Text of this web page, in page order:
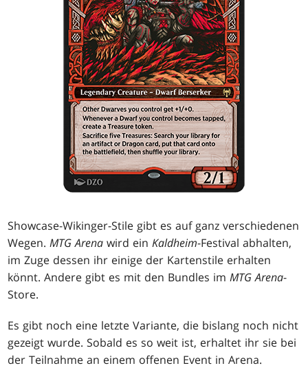
Showcase-Wikinger-Stile gibt es auf ganz verschiedenen
Wegen.MTG Arena wird einKaldheim-Festival abhalten,
im Zuge dessen ihr einige der Kartenstile erhalten
könnt. Andere gibt es mit den Bundles imMTG Arena-
Store.
Es gibt noch eine letzte Variante, die bislang noch nicht
gezeigt wurde. Sobald es so weit ist, erhaltet ihr sie bei
der Teilnahme an einem offenen Event in Arena.